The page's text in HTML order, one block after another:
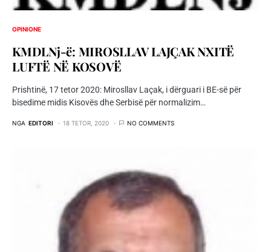
OPINIONE
KMDLNj-ë: MIROSLLAV LAJÇAK NXITË
LUFTË NË KOSOVË
Prishtinë, 17 tetor 2020: Mirosllav Laçak, i dërguari i BE-së për
bisedime midis Kisovës dhe Serbisë për normalizim…
NGA EDITORI 18 TETOR, 2020 NO COMMENTS